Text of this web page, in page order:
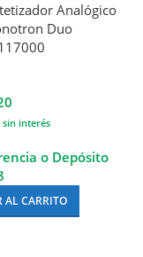
Analógico
Duo
sin interés
o Depósito
AL CARRITO